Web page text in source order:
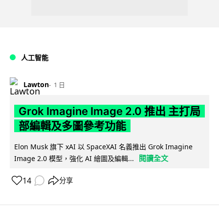
人工智能
Lawton 1 日
Grok Imagine Image 2.0 推出 主打局
部編輯及多圖參考功能
Elon Musk 旗下 xAI 以 SpaceXAI 名義推出 Grok Imagine
Image 2.0 模型，強化 AI 繪圖及編輯...
閱讀全文
14 分享